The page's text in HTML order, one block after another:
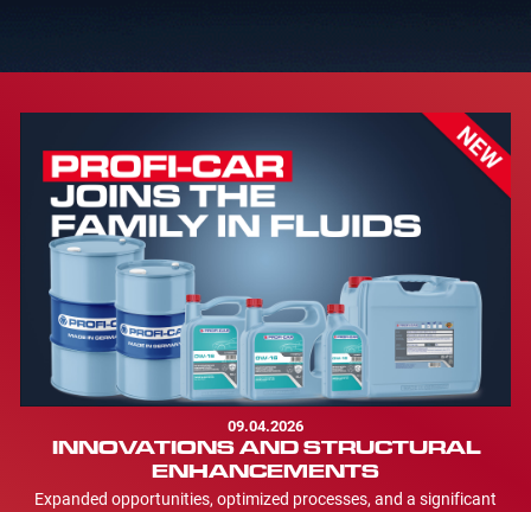
09.04.2026
INNOVATIONS AND STRUCTURAL
ENHANCEMENTS
Expanded opportunities, optimized processes, and a significant